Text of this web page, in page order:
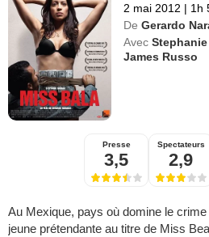
2 mai 2012 | 1h
De Gerardo
Avec
James Russo
Presse
3,5
Spectateurs
2,9
Au Mexique, pays où domine le
jeune prétendante au titre de Miss